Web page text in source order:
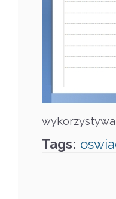
Tags: